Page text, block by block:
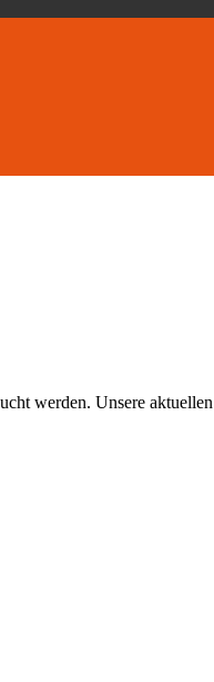
werden. Unsere